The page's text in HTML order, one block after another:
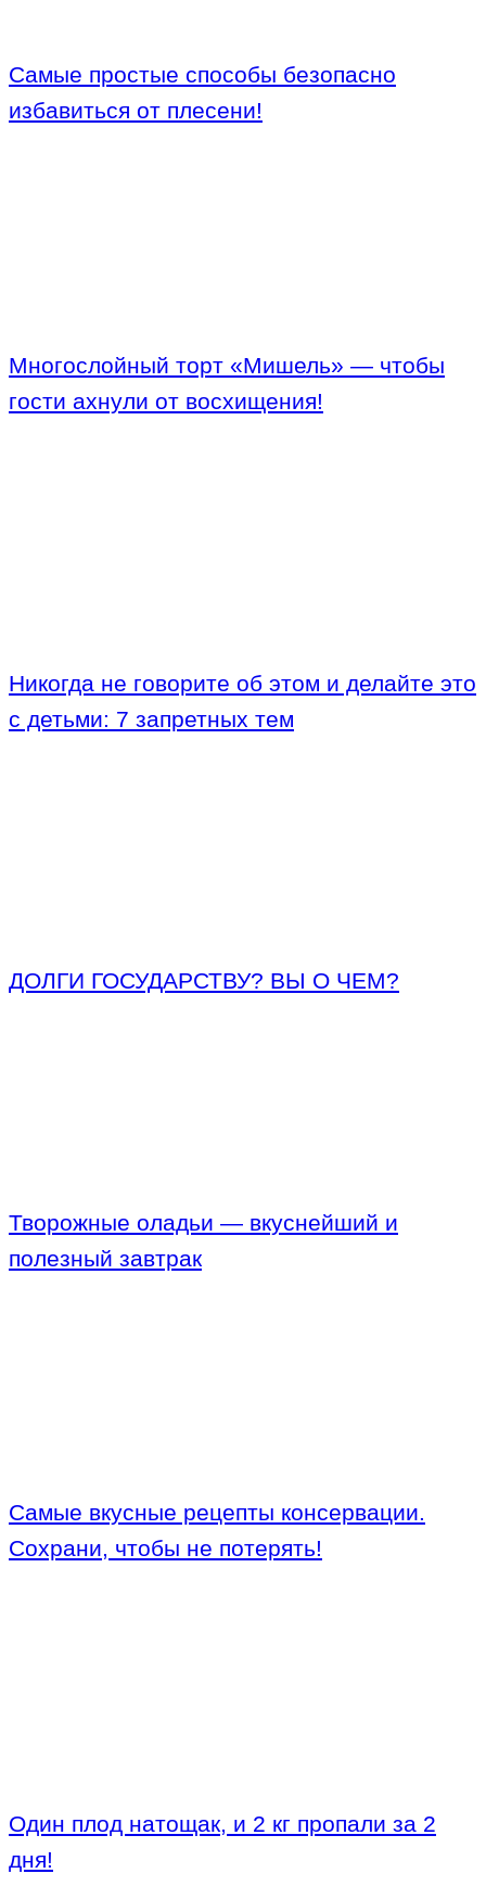
Самые простые способы безопасно
избавиться от плесени!
Многослойный торт «Мишель» — чтобы
гости ахнули от восхищения!
Никогда не говорите об этом и делайте это
с детьми: 7 запретных тем
ДОЛГИ ГОСУДАРСТВУ? ВЫ О ЧЕМ?
Творожные оладьи — вкуснейший и
полезный завтрак
Самые вкусные рецепты консервации.
Сохрани, чтобы не потерять!
Один плод натощак, и 2 кг пропали за 2
дня!